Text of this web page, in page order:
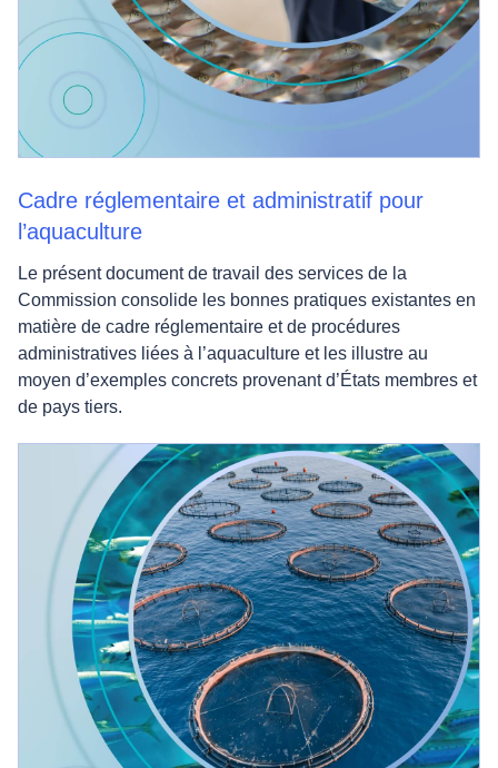
Cadre réglementaire et administratif pour
l’aquaculture
Le présent document de travail des services de la
Commission consolide les bonnes pratiques existantes en
matière de cadre réglementaire et de procédures
administratives liées à l’aquaculture et les illustre au
moyen d’exemples concrets provenant d’États membres et
de pays tiers.